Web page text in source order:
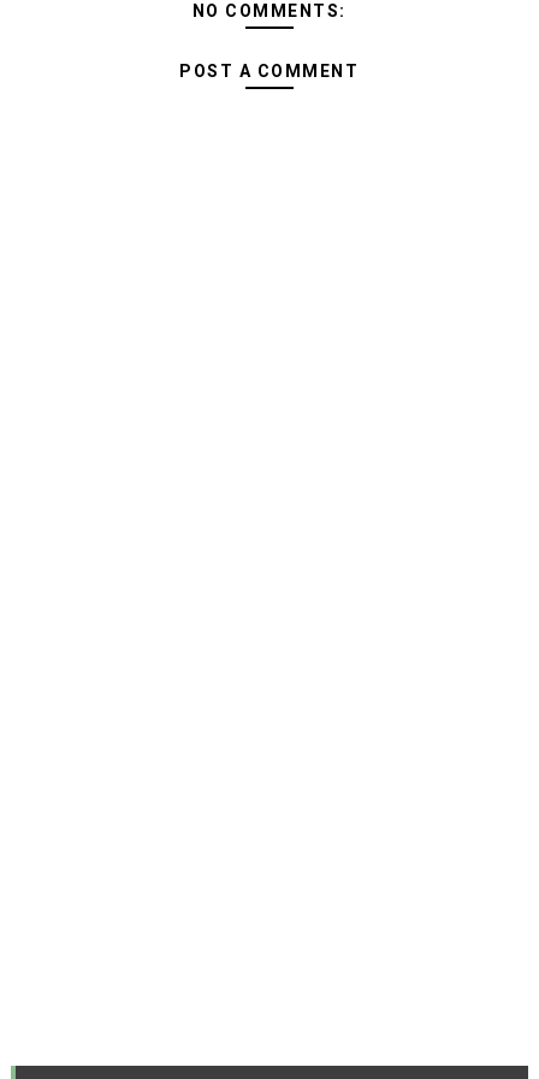
NO COMMENTS:
POST A COMMENT